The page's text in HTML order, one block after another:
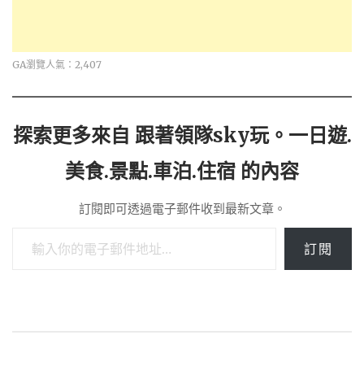
GA瀏覽人氣：2,407
探索更多來自 跟著領隊sky玩。一日遊.
美食.景點.車泊.住宿 的內容
訂閱即可透過電子郵件收到最新文章。
訂閱